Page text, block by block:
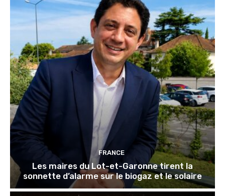
FRANCE
Les maires du Lot-et-Garonne tirent la
sonnette d’alarme sur le biogaz et le solaire